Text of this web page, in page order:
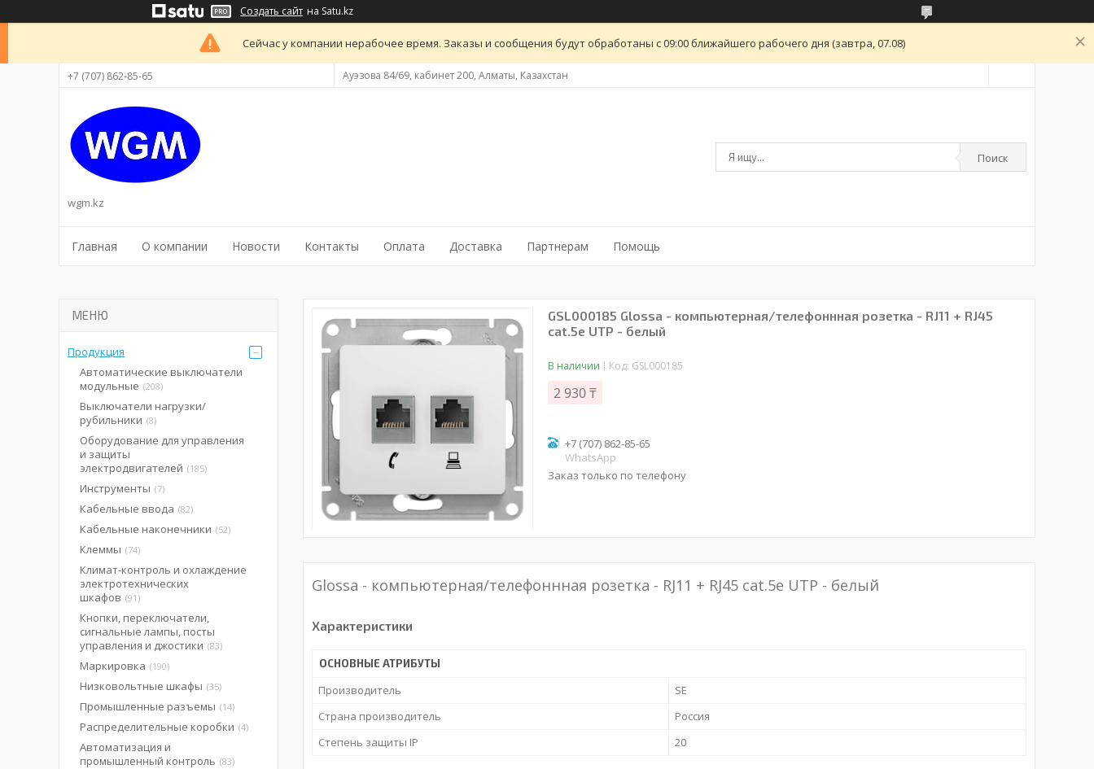
Создать сайт на Satu.kz
Сейчас у компании нерабочее время. Заказы и сообщения будут обработаны с 09:00 ближайшего рабочего дня (завтра, 07.08)
+7 (707) 862-85-65 Ауэзова 84/69, кабинет 200, Алматы, Казахстан
wgm.kz
Поиск
Главная О компании Новости Контакты Оплата Доставка Партнерам Помощь
GSL000185 Glossa - компьютерная/телефоннная розетка - RJ11 + RJ45
cat.5e UTP - белый
В наличии Код: GSL000185
2 930 ₸
+7 (707) 862-85-65
WhatsApp
Заказ только по телефону
Glossa - компьютерная/телефоннная розетка - RJ11 + RJ45 cat.5e UTP - белый
Характеристики
ОСНОВНЫЕ АТРИБУТЫ
Производитель
SE
Страна производитель
Россия
Степень защиты IP
20
Продукция
Автоматические выключатели
модульные 208
Выключатели нагрузки/
рубильники 8
Оборудование для управления
и защиты
электродвигателей
185
Инструменты 7
Кабельные ввода 82
Кабельные наконечники 52
Клеммы 74
Климат-контроль и охлаждение
электротехнических
шкафов 91
Кнопки, переключатели,
сигнальные лампы, посты
управления и джостики 83
Маркировка 190
Низковольтные шкафы 35
Промышленные разъемы 14
Распределительные коробки 4
Автоматизация и
промышленный контроль 83